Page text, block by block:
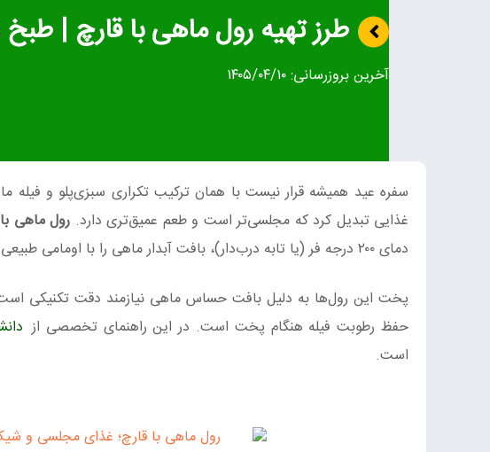
طرز تهیه رول ماهی با قارچ |
آخرین بروزرسانی:۱۴۰۵/۰۴/۱۰
سفره عید همیشه قرار نیست با همان ترکیب تکراری سبزی‌پلو و
غذایی تبدیل کرد که مجلسی‌تر است و طعم عمیق‌تری دارد. رول ماهی
دمای ۲۰۰ درجه فر (یا تابه درب‌دار)، بافت آبدار ماهی را با اومامی طبیعی قارچ ترکیب می‌کند.
پخت این رول‌ها به دلیل بافت حساس ماهی نیازمند دقت تکنیکی
حفظ رطوبت فیله هنگام پخت است. در این راهنمای تخصصی از
است.